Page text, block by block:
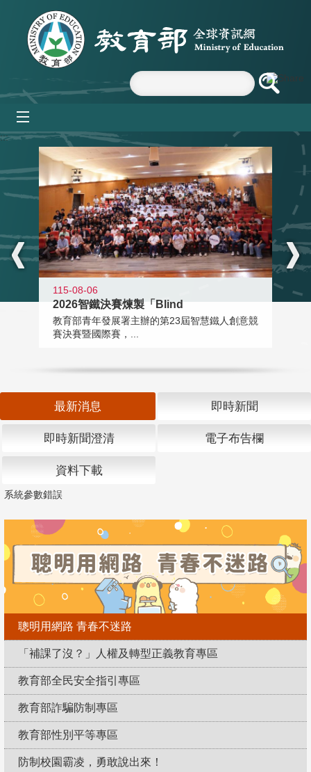
跳到主要內容區塊
:::
115-08-06
2026智鐵決賽煉製「Blind
教育部青年發展署主辦的第23屆智慧鐵人創意競
賽決賽暨國際賽，...
最新消息 即時新聞
即時新聞澄清 電子布告欄
資料下載
系統參數錯誤
聰明用網路 青春不迷路
「補課了沒？」人權及轉型正義教育專區
教育部全民安全指引專區
教育部詐騙防制專區
教育部性別平等專區
防制校園霸凌，勇敢說出來！